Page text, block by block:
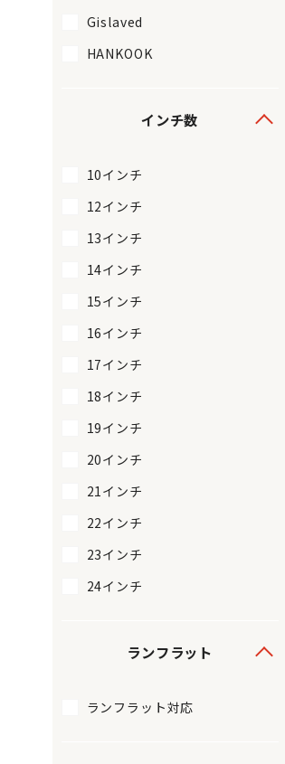
Gislaved
HANKOOK
インチ数
10インチ
12インチ
13インチ
14インチ
15インチ
16インチ
17インチ
18インチ
19インチ
20インチ
21インチ
22インチ
23インチ
24インチ
ランフラット
ランフラット対応